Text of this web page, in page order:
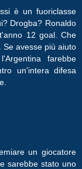
è un fuoriclasse
Drogba? Ronaldo
12 goal. Che
avesse più aiuto
farebbe
un'intera difesa
un giocatore
sarebbe stato uno